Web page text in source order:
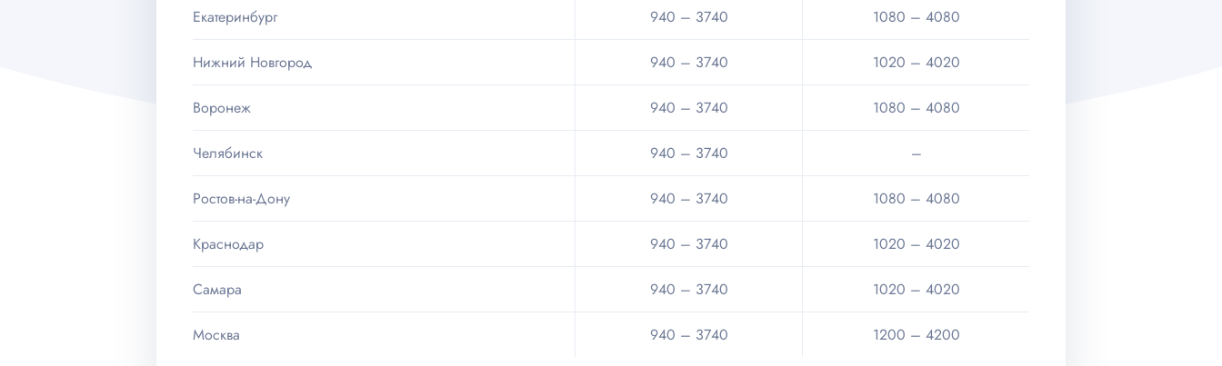
Екатеринбург 940 – 3740 1080 – 4080
Нижний Новгород 940 – 3740 1020 – 4020
Воронеж 940 – 3740 1080 – 4080
Челябинск 940 – 3740 –
Ростов-на-Дону 940 – 3740 1080 – 4080
Краснодар 940 – 3740 1020 – 4020
Самара 940 – 3740 1020 – 4020
Москва 940 – 3740 1200 – 4200